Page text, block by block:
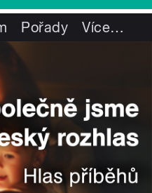
Pořady Více…